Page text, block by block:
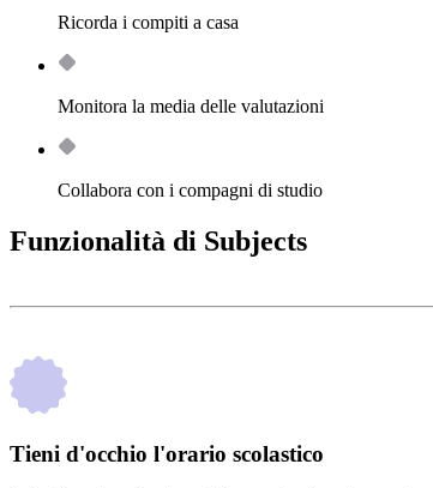
Ricorda i compiti a casa
Monitora la media delle valutazioni
Collabora con i compagni di studio
Funzionalità di Subjects
Tieni d'occhio l'orario scolastico